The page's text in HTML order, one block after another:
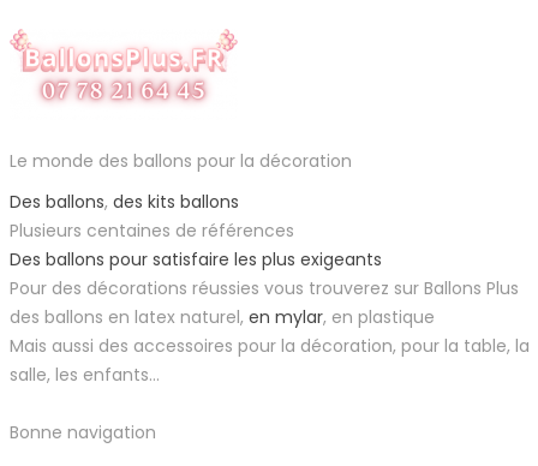
Le monde des ballons pour la décoration
Des ballons, des kits ballons
Plusieurs centaines de références
Des ballons pour satisfaire les plus exigeants
Pour des décorations réussies vous trouverez sur Ballons Plus
des ballons en latex naturel, en mylar, en plastique
Mais aussi des accessoires pour la décoration, pour la table, la
salle, les enfants...
Bonne navigation